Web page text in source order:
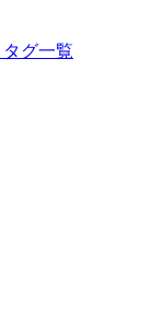
タグ一覧